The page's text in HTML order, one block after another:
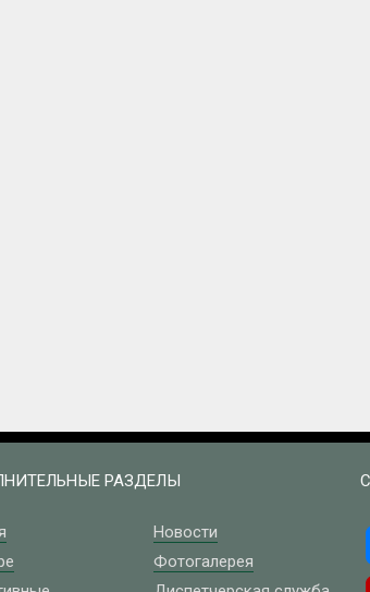
РАЗДЕЛЫ
Новости
Фотогалерея